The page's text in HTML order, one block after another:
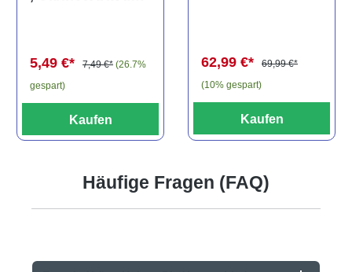
5,49 €* 7,49 €* (26.7%
gespart)
Kaufen
62,99 €*
69,99 €*
(10% gespart)
Kaufen
Häufige Fragen (FAQ)